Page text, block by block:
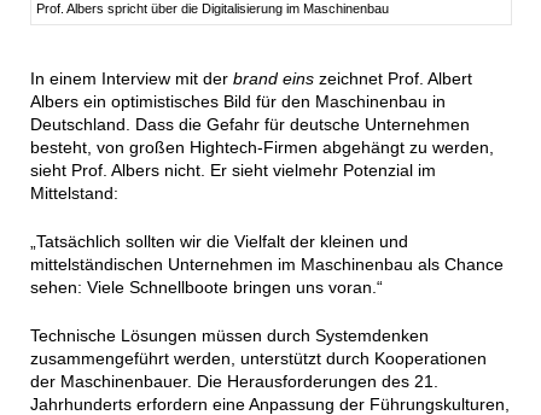
Prof. Albers spricht über die Digitalisierung im Maschinenbau
In einem Interview mit der brand eins zeichnet Prof. Albert
Albers ein optimistisches Bild für den Maschinenbau in
Deutschland. Dass die Gefahr für deutsche Unternehmen
besteht, von großen Hightech-Firmen abgehängt zu werden,
sieht Prof. Albers nicht. Er sieht vielmehr Potenzial im
Mittelstand:
„Tatsächlich sollten wir die Vielfalt der kleinen und
mittelständischen Unternehmen im Maschinenbau als Chance
sehen: Viele Schnellboote bringen uns voran.“
Technische Lösungen müssen durch Systemdenken
zusammengeführt werden, unterstützt durch Kooperationen
der Maschinenbauer. Die Herausforderungen des 21.
Jahrhunderts erfordern eine Anpassung der Führungskulturen,